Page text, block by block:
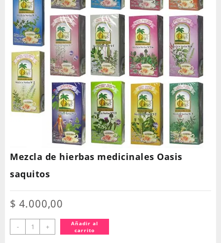
Mezcla de hierbas medicinales Oasis
saquitos
$ 4.000,00
-
Mezcla
de
+
Añadir al
carrito